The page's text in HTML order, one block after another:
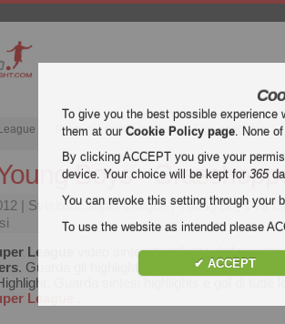
Premier League inglese Liga spagnola
Boys -
| Svizzera Super League | Young Boys vs
League
video sintesi highlights della partita
. Guarda gli highlights di Young Boys -
Guarda sintesi highlights e gol di tutte
League
To give you the best possible
them at ourCookie Policy page. None
By clicking ACCEPT you give your
device. Your choice will be kept for365
You can revoke this setting through your
To use the website as intended please
✔ ACCEPT